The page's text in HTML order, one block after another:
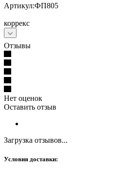
Артикул:ФП805
коррекс
Отзывы
Нет оценок
Оставить отзыв
Загрузка отзывов...
Условия доставки: